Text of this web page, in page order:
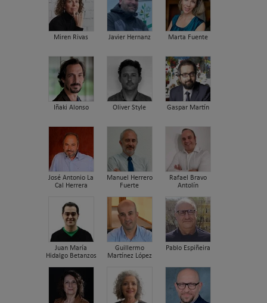
Miren Rivas Javier Hernanz Marta Fuente
Iñaki Alonso Oliver Style Gaspar Martín
José Antonio La
Cal Herrera
Manuel Herrero
Fuerte
Rafael Bravo
Antolín
Juan María
Hidalgo Betanzos
Guillermo
Martínez López
Pablo Espiñeira